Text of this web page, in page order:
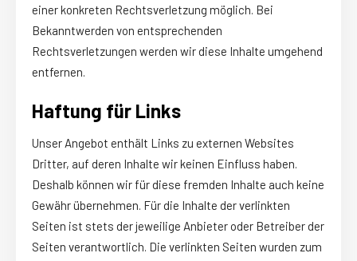
einer konkreten Rechtsverletzung möglich. Bei
Bekanntwerden von entsprechenden
Rechtsverletzungen werden wir diese Inhalte umgehend
entfernen.
Haftung für Links
Unser Angebot enthält Links zu externen Websites
Dritter, auf deren Inhalte wir keinen Einfluss haben.
Deshalb können wir für diese fremden Inhalte auch keine
Gewähr übernehmen. Für die Inhalte der verlinkten
Seiten ist stets der jeweilige Anbieter oder Betreiber der
Seiten verantwortlich. Die verlinkten Seiten wurden zum